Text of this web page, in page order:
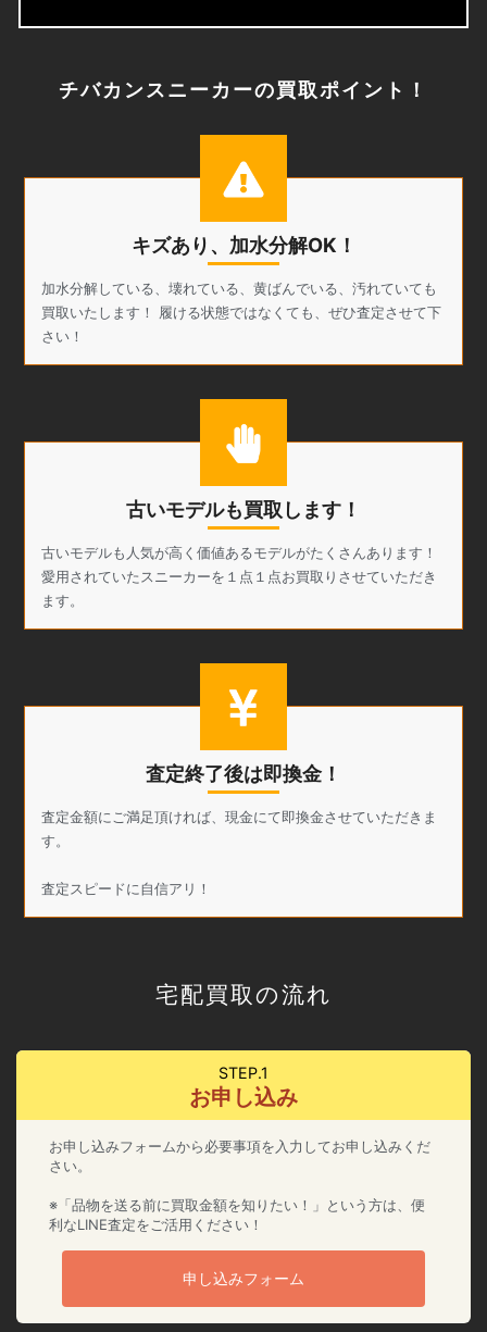
チバカンスニーカーの買取ポイント！
キズあり、加水分解OK！
加水分解している、壊れている、黄ばんでいる、汚れていても
買取いたします！ 履ける状態ではなくても、ぜひ査定させて下
さい！
古いモデルも買取します！
古いモデルも人気が高く価値あるモデルがたくさんあります！
愛用されていたスニーカーを１点１点お買取りさせていただき
ます。
査定終了後は即換金！
査定金額にご満足頂ければ、現金にて即換金させていただきま
す。
査定スピードに自信アリ！
宅配買取の流れ
STEP.1
お申し込み
お申し込みフォームから必要事項を入力してお申し込みくだ
さい。
※「品物を送る前に買取金額を知りたい！」という方は、便
利なLINE査定をご活用ください！
申し込みフォーム